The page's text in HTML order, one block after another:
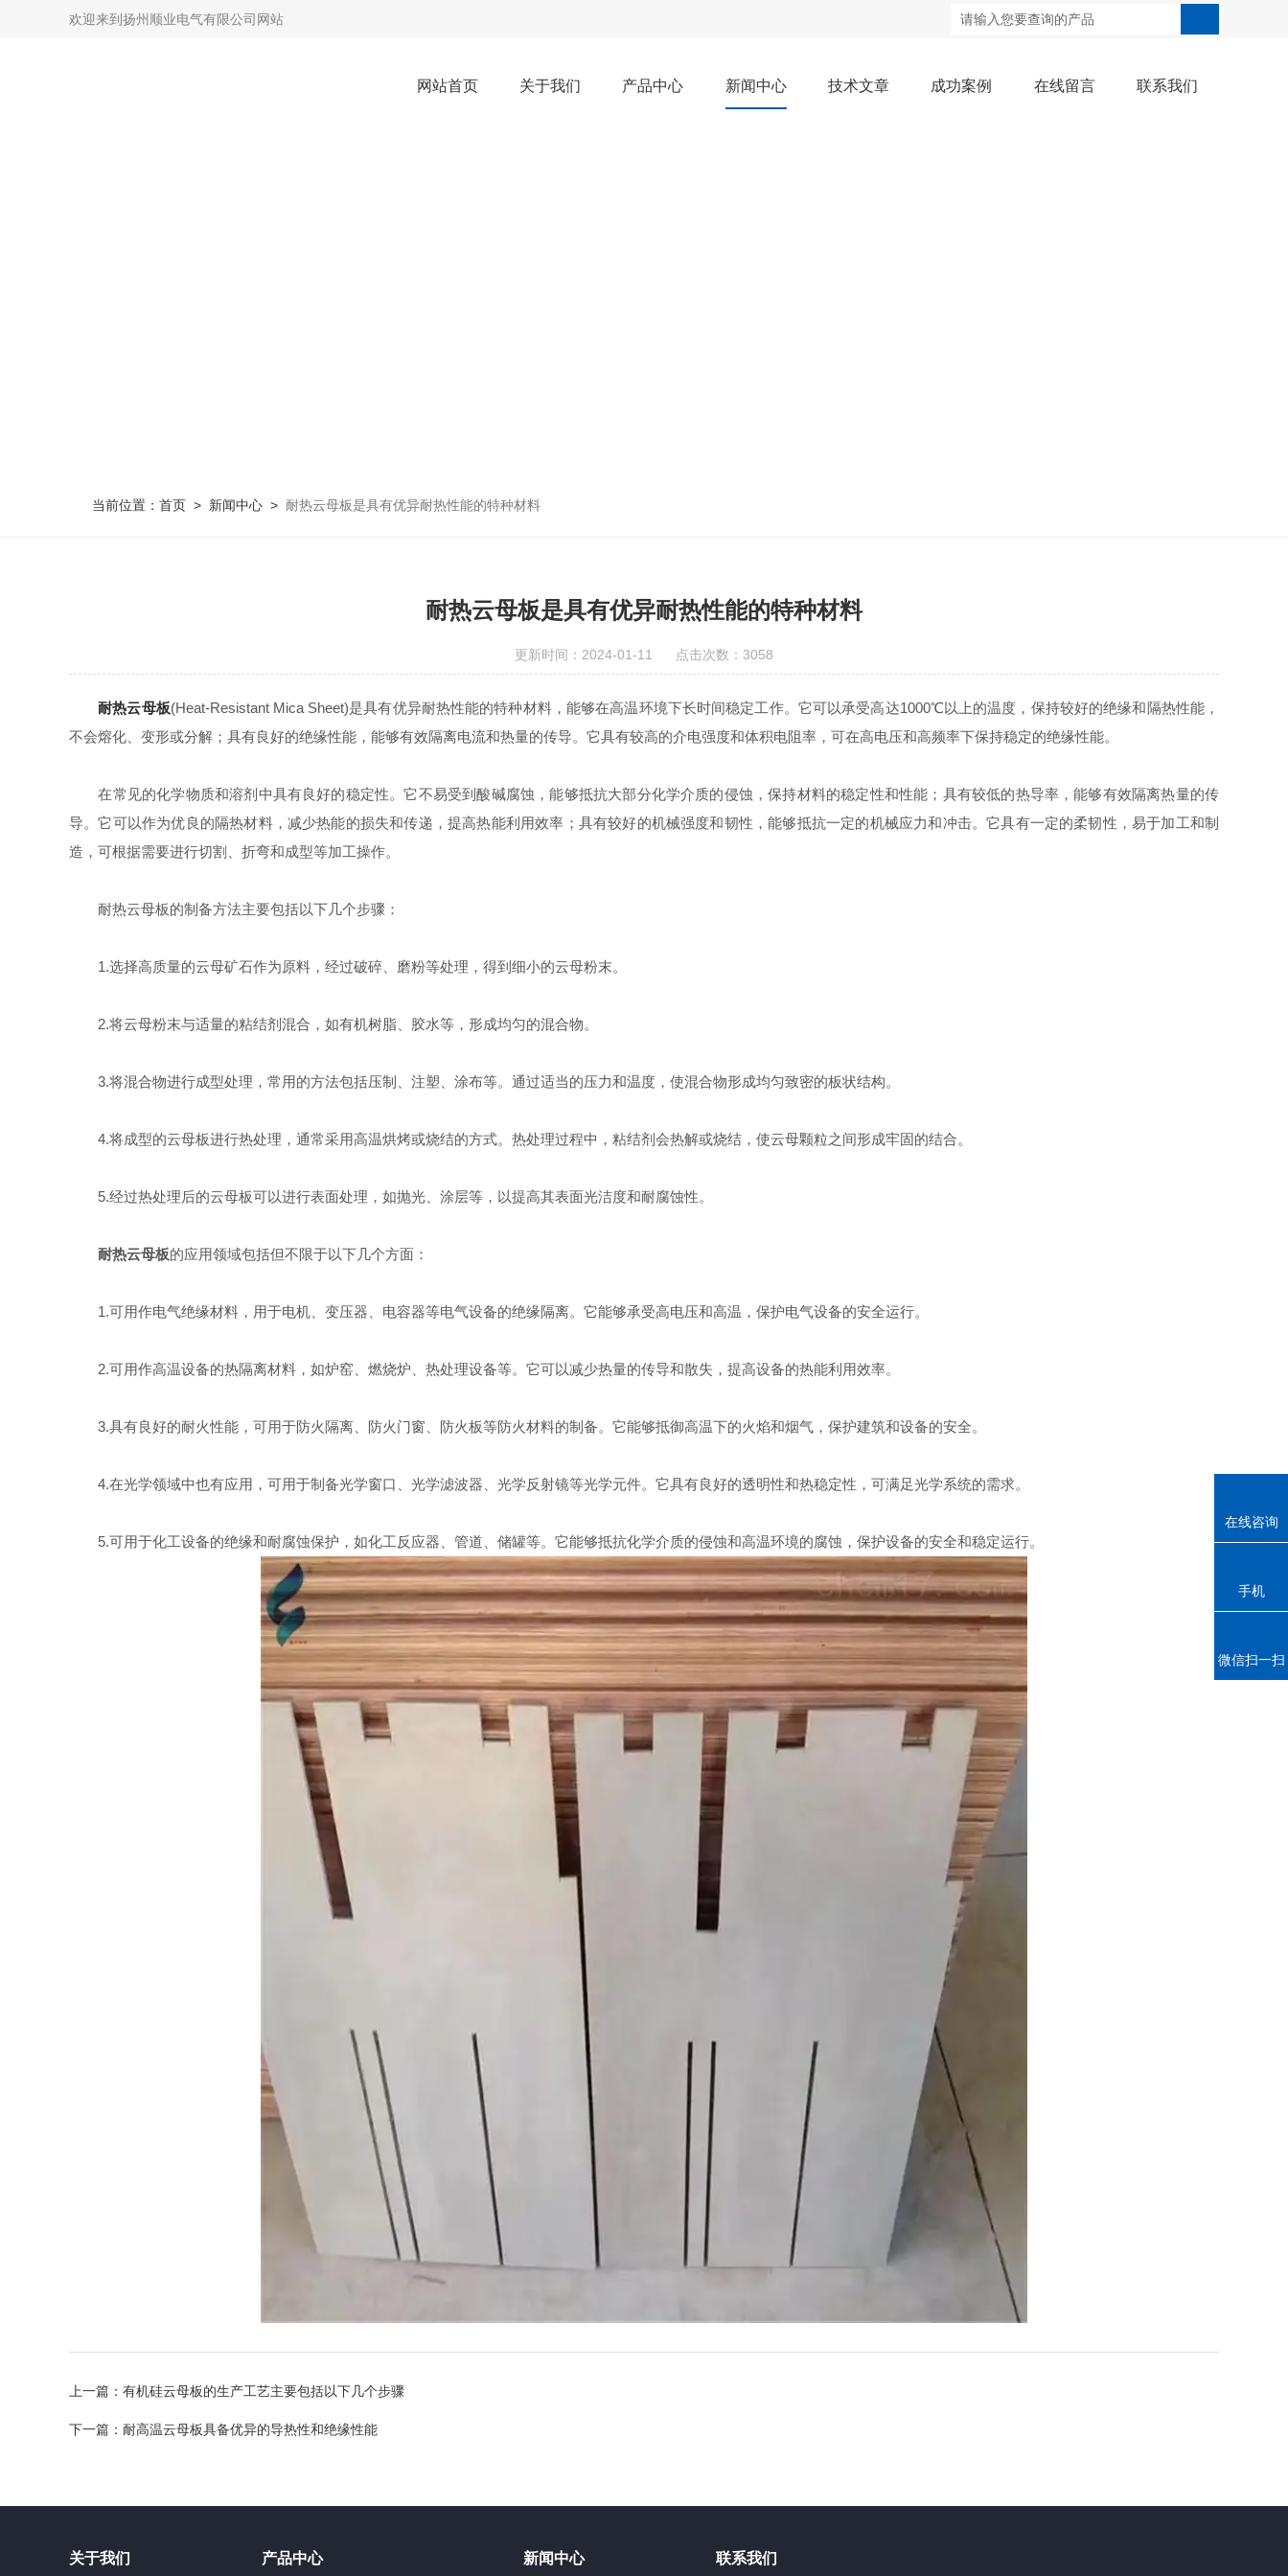
欢迎来到 扬州顺业电气有限公司网站
网站首页 关于我们 产品中心 新闻中心 技术文章 成功案例 在线留言 联系我们
当前位置： 首页 > 新闻中心 > 耐热云母板是具有优异耐热性能的特种材料
耐热云母板是具有优异耐热性能的特种材料
更新时间：2024-01-11 点击次数：3058
耐热云母板(Heat-Resistant Mica Sheet)是具有优异耐热性能的特种材料，能够在高温环境下长时间稳定工作。它可以承受高达1000℃以上的温度，保持较好的绝缘和隔热性能，
不会熔化、变形或分解；具有良好的绝缘性能，能够有效隔离电流和热量的传导。它具有较高的介电强度和体积电阻率，可在高电压和高频率下保持稳定的绝缘性能。
在常见的化学物质和溶剂中具有良好的稳定性。它不易受到酸碱腐蚀，能够抵抗大部分化学介质的侵蚀，保持材料的稳定性和性能；具有较低的热导率，能够有效隔离热量的传
导。它可以作为优良的隔热材料，减少热能的损失和传递，提高热能利用效率；具有较好的机械强度和韧性，能够抵抗一定的机械应力和冲击。它具有一定的柔韧性，易于加工和制
造，可根据需要进行切割、折弯和成型等加工操作。
耐热云母板的制备方法主要包括以下几个步骤：
1.选择高质量的云母矿石作为原料，经过破碎、磨粉等处理，得到细小的云母粉末。
2.将云母粉末与适量的粘结剂混合，如有机树脂、胶水等，形成均匀的混合物。
3.将混合物进行成型处理，常用的方法包括压制、注塑、涂布等。通过适当的压力和温度，使混合物形成均匀致密的板状结构。
4.将成型的云母板进行热处理，通常采用高温烘烤或烧结的方式。热处理过程中，粘结剂会热解或烧结，使云母颗粒之间形成牢固的结合。
5.经过热处理后的云母板可以进行表面处理，如抛光、涂层等，以提高其表面光洁度和耐腐蚀性。
耐热云母板的应用领域包括但不限于以下几个方面：
1.可用作电气绝缘材料，用于电机、变压器、电容器等电气设备的绝缘隔离。它能够承受高电压和高温，保护电气设备的安全运行。
2.可用作高温设备的热隔离材料，如炉窑、燃烧炉、热处理设备等。它可以减少热量的传导和散失，提高设备的热能利用效率。
3.具有良好的耐火性能，可用于防火隔离、防火门窗、防火板等防火材料的制备。它能够抵御高温下的火焰和烟气，保护建筑和设备的安全。
4.在光学领域中也有应用，可用于制备光学窗口、光学滤波器、光学反射镜等光学元件。它具有良好的透明性和热稳定性，可满足光学系统的需求。
5.可用于化工设备的绝缘和耐腐蚀保护，如化工反应器、管道、储罐等。它能够抵抗化学介质的侵蚀和高温环境的腐蚀，保护设备的安全和稳定运行。
上一篇： 有机硅云母板的生产工艺主要包括以下几个步骤
下一篇： 耐高温云母板具备优异的导热性和绝缘性能
关于我们 产品中心 新闻中心 联系我们
在线咨询
手机
微信扫一扫